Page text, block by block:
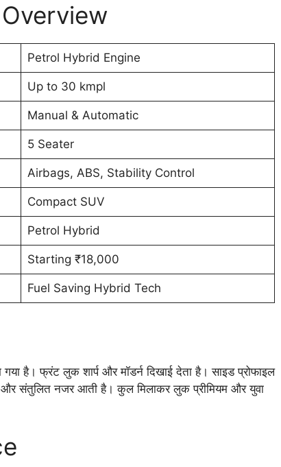
Petrol Hybrid Engine
Up to 30 kmpl
Manual & Automatic
5 Seater
Airbags, ABS, Stability Control
Compact SUV
Petrol Hybrid
Starting ₹18,000
Fuel Saving Hybrid Tech
है। फ्रंट लुक शार्प और मॉडर्न दिखाई देता है। साइड प्रोफाइल
और संतुलित नजर आती है। कुल मिलाकर लुक प्रीमियम और युवा